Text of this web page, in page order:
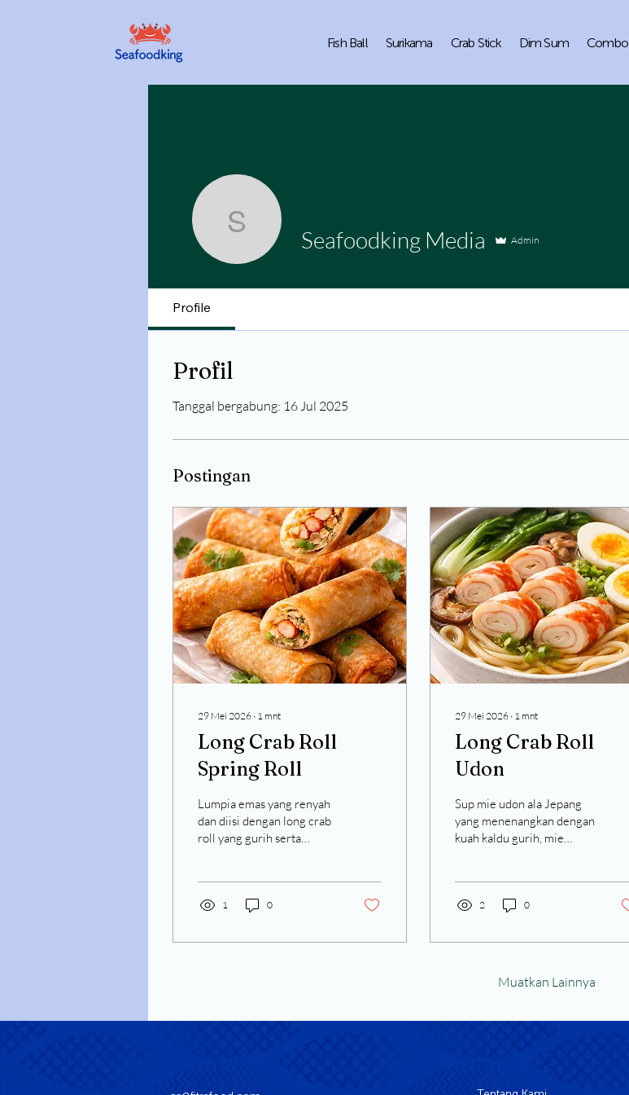
Fish Ball Surikama Crab Stick Dim Sum Combo
Seafoodking Media
Seafoodking Media Admin
Profile
Profil
Tanggal bergabung: 16 Jul 2025
Postingan
29 Mei 2026 ∙ 1 mnt
Long Crab Roll
Spring Roll
Lumpia emas yang renyah
dan diisi dengan long crab
roll yang gurih serta
antara kerenyahan dan
1 0
29 Mei 2026 ∙ 1 mnt
Long Crab Roll
Udon
Sup mie udon ala Jepang
yang menenangkan dengan
kuah kaldu gurih, mie
sendiri yang cepat dan
2 0
Muatkan Lainnya